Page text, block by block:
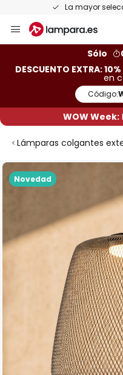
La mayor
al
Sólo
DESCUENTO EXTRA:
en
Código:
WOW Week:
Lámparas colgantes
Novedad
Saltar
al
galería